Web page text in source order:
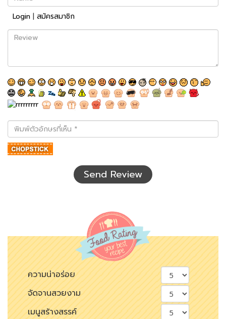
Login | สมัครสมาชิก
Review
พิมพ์
ตัว
อักษร
ที่
Send Review
ความน่าอร่อย
จัดจานสวยงาม
เมนูสร้างสรรค์